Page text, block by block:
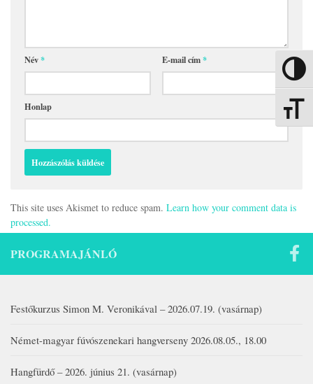
Nagy
Név* E-mail cím*
Honlap
This site uses Akismet to reduce spam. Learn how your comment data is
processed.
PROGRAMAJÁNLÓ
Festőkurzus Simon M. Veronikával – 2026.07.19. (vasárnap)
Német-magyar fúvószenekari hangverseny 2026.08.05., 18.00
Hangfürdő – 2026. június 21. (vasárnap)